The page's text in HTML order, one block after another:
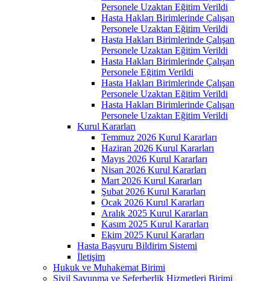
Personele Uzaktan Eğitim Verildi
Hasta Hakları Birimlerinde Çalışan
Personele Uzaktan Eğitim Verildi
Hasta Hakları Birimlerinde Çalışan
Personele Uzaktan Eğitim Verildi
Hasta Hakları Birimlerinde Çalışan
Personele Eğitim Verildi
Hasta Hakları Birimlerinde Çalışan
Personele Uzaktan Eğitim Verildi
Hasta Hakları Birimlerinde Çalışan
Personele Uzaktan Eğitim Verildi
Kurul Kararları
Temmuz 2026 Kurul Kararları
Haziran 2026 Kurul Kararları
Mayıs 2026 Kurul Kararları
Nisan 2026 Kurul Kararları
Mart 2026 Kurul Kararları
Şubat 2026 Kurul Kararları
Ocak 2026 Kurul Kararları
Aralık 2025 Kurul Kararları
Kasım 2025 Kurul Kararları
Ekim 2025 Kurul Kararları
Hasta Başvuru Bildirim Sistemi
İletişim
Hukuk ve Muhakemat Birimi
Sivil Savunma ve Seferberlik Hizmetleri Birimi